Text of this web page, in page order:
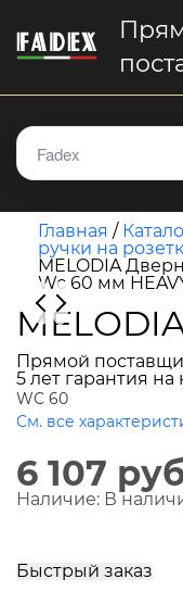
Главная /
ручки на
MELODIA
Wc 60 мм
Прямой
5 лет гарантия
WC 60
См. все
6 107
Наличие: В
Быстрый заказ